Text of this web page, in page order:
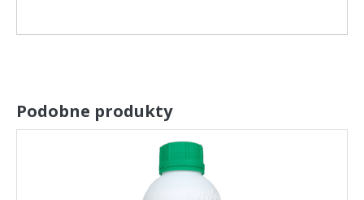
Podobne produkty
Ten
produkt
ma